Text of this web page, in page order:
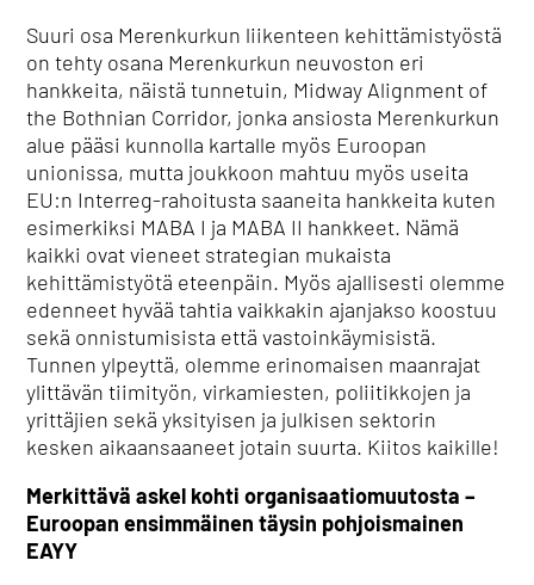
Suuri osa Merenkurkun liikenteen kehittämistyöstä
on tehty osana Merenkurkun neuvoston eri
hankkeita, näistä tunnetuin, Midway Alignment of
the Bothnian Corridor, jonka ansiosta Merenkurkun
alue pääsi kunnolla kartalle myös Euroopan
unionissa, mutta joukkoon mahtuu myös useita
EU:n Interreg-rahoitusta saaneita hankkeita kuten
esimerkiksi MABA I ja MABA II hankkeet. Nämä
kaikki ovat vieneet strategian mukaista
kehittämistyötä eteenpäin. Myös ajallisesti olemme
edenneet hyvää tahtia vaikkakin ajanjakso koostuu
sekä onnistumisista että vastoinkäymisistä.
Tunnen ylpeyttä, olemme erinomaisen maanrajat
ylittävän tiimityön, virkamiesten, poliitikkojen ja
yrittäjien sekä yksityisen ja julkisen sektorin
kesken aikaansaaneet jotain suurta. Kiitos kaikille!
Merkittävä askel kohti organisaatiomuutosta –
Euroopan ensimmäinen täysin pohjoismainen
EAYY